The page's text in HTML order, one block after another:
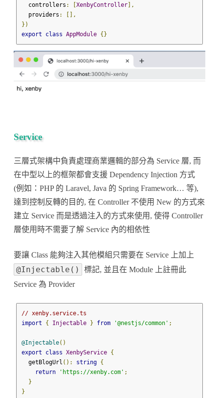
  controllers
: [XenbyController],
  providers
:
[],
})
export
class AppModule {}
Service
三層式架構中負責處理商業邏輯的部分為 Service 層, 而
在中型以上的框架都會支援 Dependency Injection 方式
(例如：PHP 的 Laravel, Java 的 Spring Framework… 等),
達到控制反轉的目的, 在 Controller 不使用 New 的方式來
建立 Service 而是透過注入的方式來使用, 使得 Controller
層使用時不需要了解 Service 內的相依性
要讓 Class 能夠注入其他模組只需要在 Service 上加上
@Injectable()
標記, 並且在 Module 上註冊此
Service 為 Provider
// xenby.service.ts
import
{ Injectable } from '@nestjs/common' ;
@Injectable()
export
class XenbyService {
  getBlogUrl
(): string {
return
'https://xenby.com' ;
}
}